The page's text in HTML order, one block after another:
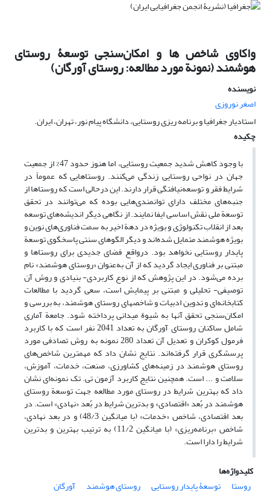
واکاوی شاخص ها و امکان‌سنجی توسعۀ روستای
هوشمند (نمونة مورد مطالعه: روستای آورگان)
نویسنده
اصغر نوروزی
استادیار جغرافیا و برنامه ریزی روستایی، دانشگاه پیام نور، تهران، ایران.
چکیده
با وجود کاهش شدید جمعیت روستایی، اما هنوز حدود 47% از جمعیت
جهان در نواحی روستایی زندگی می‌کنند. روستاهایی که عموماً در
شرایط فقر و توسعه‌نیافتگی قرار دارند. این درحالی است که روستاها از
جنبه‌های مختلف دارای توانمندی‌هایی بوده که می‌توانند در تحقق
توسعة ملی نقش اساسی ایفا نمایند. از نگاهی دیگر اندیشه‌های توسعه
بعد از انقلاب تکنولوژی و بویژه در دهة اخیر به سمت فناوری‌های نوین و
بویژه هوشمند متمایل شده‌اند و دیگر الگوهای سنتی پاسخگوی توسعة
پایدار روستایی نخواهد بود. درواقع فضای جدیدی برای روستاها و
مبتنی بر فناوری ایجاد گردید که از آن به‌عنوان «روستای هوشمند» نام
برده می‌شود. در این پژوهش که از نوع کاربردی- بنیادی و روش آن
توصیفی- تحلیلی و مبتنی بر پیمایش است، سعی گردید با مطالعات
کتابخانه‌ای و تدوین ادبیات و شاخصهای روستای هوشمند، به بررسی و
امکان‌سنجی تحقق آنها به شیوة میدانی پرداخته شود. جامعة آماری
شامل ساکنان روستای آورگان به تعداد 2041 نفر است که با کاربرد
فرمول کوکران و تعدیل آن تعداد 280 نمونه به روش تصادفی مورد
پرسشگری قرار گرفته‌اند. نتایج نشان داد که مهمترین شاخص‌های
روستای هوشمند در زمینه‌های کشاورزی، صنعت، خدمات، آموزش،
سلامت و ... است. همچنین نتایج کاربرد آزمون تی. تک نمونه‌ای نشان
داد که بهترین شرایط در روستای مورد مطالعه جهت توسعة روستای
هوشمند در بُعد «اقتصادی» و بدترین شرایط در بُعد «نهادی» است. در
بعد اقتصادی، شاخص «خدمات» (با میانگین 48/3) و در بعد نهادی،
شاخص «برنامه‌ریزی» (با میانگین 11/2) به ترتیب بهترین و بدترین
شرایط را دارا است.
کلیدواژه‌ها
روستا
توسعۀ پایدار روستایی روستای هوشمند
آورگان